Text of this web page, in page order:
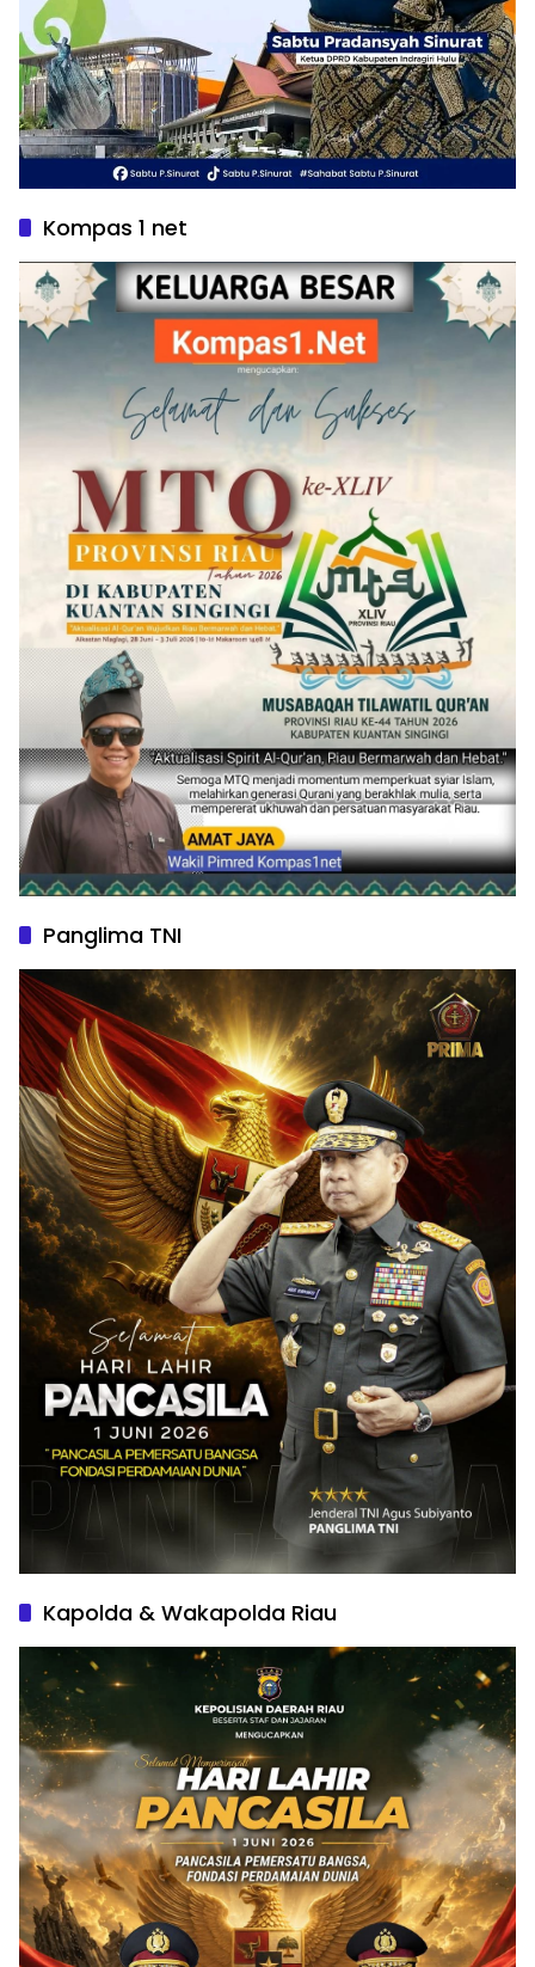
Kompas 1 net
Panglima TNI
Kapolda & Wakapolda Riau